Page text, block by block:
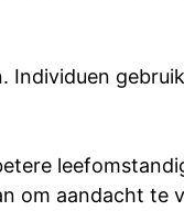
om aandacht te